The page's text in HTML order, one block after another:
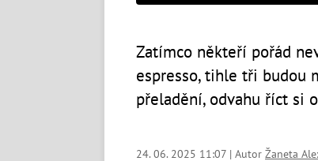
Zatímco někteří pořád
espresso, tihle tři budou
přeladění, odvahu říct si
24. 06. 2025 11:07 | Autor Žaneta